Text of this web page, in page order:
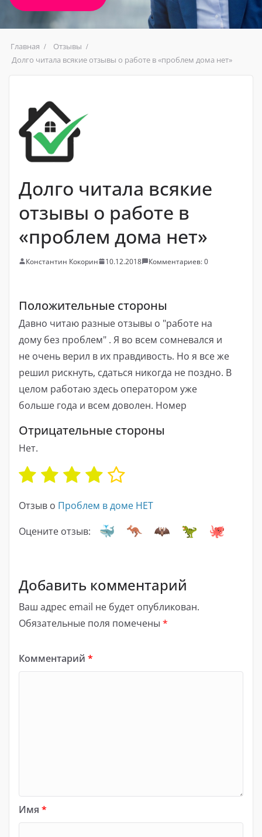
Главная
Отзывы
Долго читала всякие отзывы о работе в «проблем дома нет»
Долго читала всякие
отзывы о работе в
«проблем дома нет»
Константин Кокорин 10.12.2018 Комментариев: 0
Положительные стороны
Давно читаю разные отзывы о "работе на
дому без проблем" . Я во всем сомневался и
не очень верил в их правдивость. Но я все же
решил рискнуть, сдаться никогда не поздно. В
целом работаю здесь оператором уже
больше года и всем доволен. Номер
Отрицательные стороны
Нет.
Отзыв о Проблем в доме НЕТ
Оцените отзыв:
Добавить комментарий
Ваш адрес email не будет опубликован.
Обязательные поля помечены *
Комментарий *
Имя *